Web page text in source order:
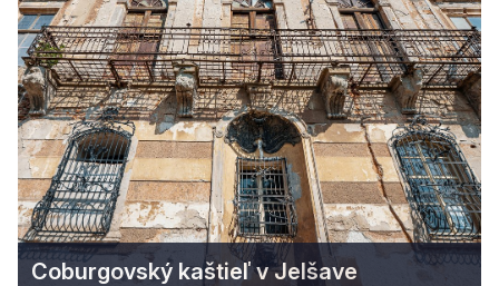
(ne) konferencia GASTROlove, ktorá spája
odborníkov, podnikateľov a nadšencov
gastronómie a cestovného ruchu sa uskutoční aj
tento rok!
Find more
Coburgovský kaštieľ v Jelšave